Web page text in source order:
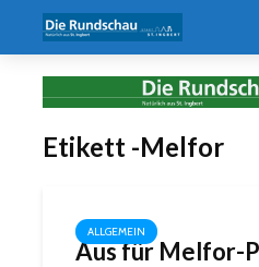
Etikett -Melfor
ALLGEMEIN
Aus für Melfor-